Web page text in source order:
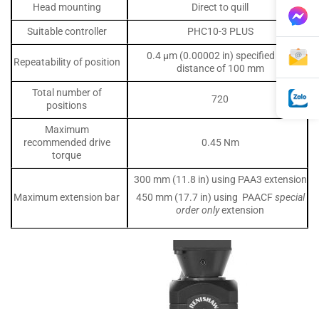
Head mounting
Direct to quill
Suitable controller
PHC10-3 PLUS
Repeatability of position
0.4 µm (0.00002 in) specified at a
distance of 100 mm
Total number of
positions
720
Maximum
recommended drive
torque
0.45 Nm
Maximum extension bar
300 mm (11.8 in) using PAA3 extension
450 mm (17.7 in) using PAACFspecial
order onlyextension